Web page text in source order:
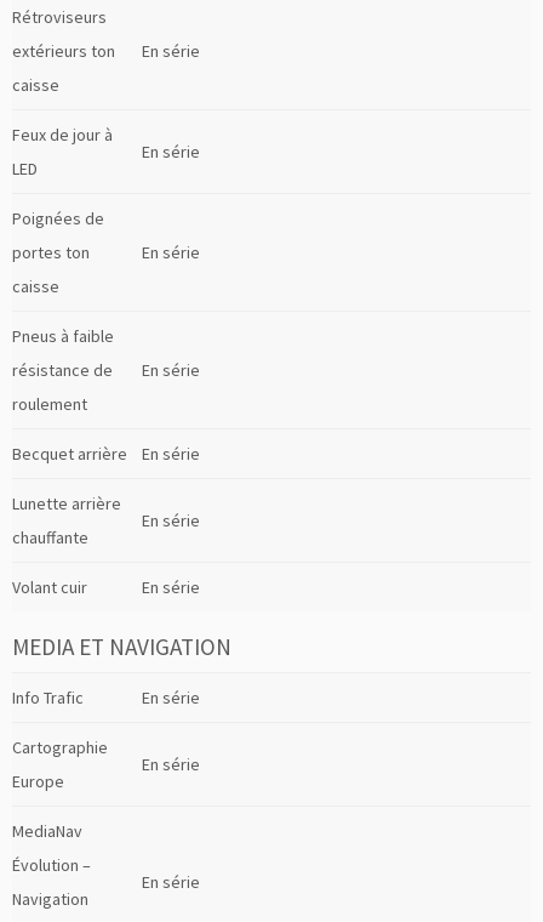
Rétroviseurs
extérieurs ton
caisse
En série
Feux de jour à
LED
En série
Poignées de
portes ton
caisse
En série
Pneus à faible
résistance de
roulement
En série
Becquet arrière En série
Lunette arrière
chauffante
En série
Volant cuir En série
MEDIA ET NAVIGATION
Info Trafic En série
Cartographie
Europe
En série
MediaNav
Évolution –
Navigation
En série